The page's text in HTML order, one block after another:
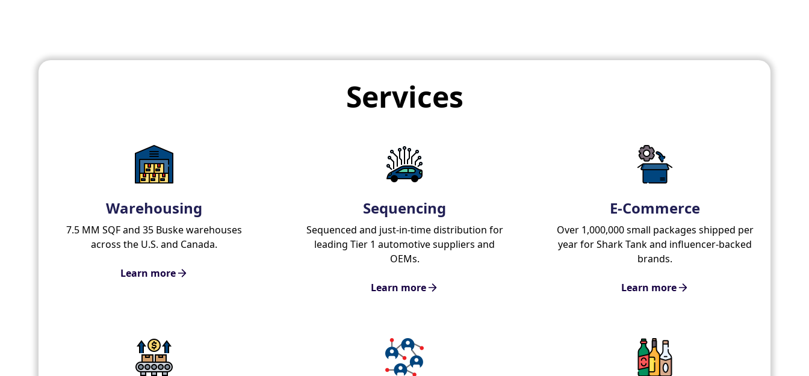
Services
Warehousing
7.5 MM SQF and 35 Buske warehouses
across the U.S. and Canada.
Learn more
Sequencing
Sequenced and just-in-time distribution for
leading Tier 1 automotive suppliers and
OEMs.
Learn more
E-Commerce
Over 1,000,000 small packages shipped per
year for Shark Tank and influencer-backed
brands.
Learn more